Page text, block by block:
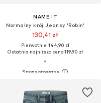
NAME IT
Normalny krój Jeansy 'Robin'
130,41 zł
Pierwotnie: 144,90 zł
Ostatnia najniższa cena:119,90 zł